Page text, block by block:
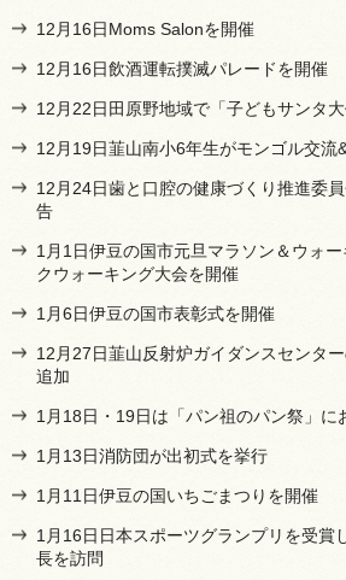
12月16日Moms Salonを開催
12月16日飲酒運転撲滅パレードを開催
12月22日田原野地域で「子どもサンタ
12月19日韮山南小6年生がモンゴル交流
12月24日歯と口腔の健康づくり推進委
告
1月1日伊豆の国市元旦マラソン＆ウォ
クウォーキング大会を開催
1月6日伊豆の国市表彰式を開催
12月27日韮山反射炉ガイダンスセンタ
追加
1月18日・19日は「パン祖のパン祭」に
1月13日消防団が出初式を挙行
1月11日伊豆の国いちごまつりを開催
1月16日日本スポーツグランプリを受賞
長を訪問